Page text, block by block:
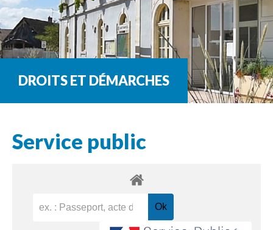
DROITS ET DÉMARCHES
Service public